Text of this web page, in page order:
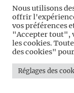
Les fermes
Les écoles
dans
Les
conflits dans
Nous utilisons
offrir
vos préférences
"Accepter tout",
les cookies.
des cookies"
Réglages des